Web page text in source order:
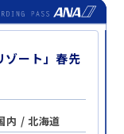
ゾート」春先
内 /北海道